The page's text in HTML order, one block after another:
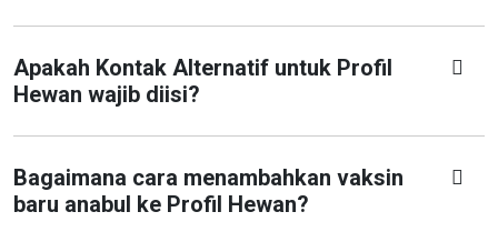
Apakah Kontak Alternatif untuk Profil
Hewan wajib diisi?
Bagaimana cara menambahkan vaksin
baru anabul ke Profil Hewan?